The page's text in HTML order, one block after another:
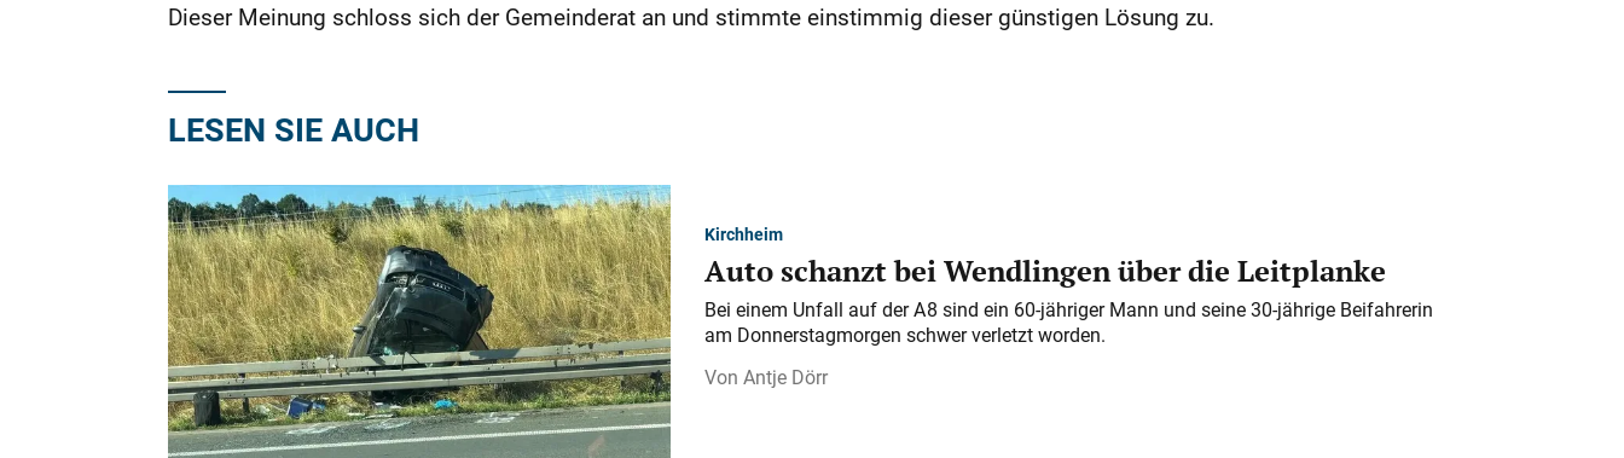
Dieser Meinung schloss sich der Gemeinderat an und stimmte einstimmig dieser günstigen Lösung zu.
LESEN SIE AUCH
Kirchheim
Auto schanzt bei Wendlingen über die Leitplanke
Bei einem Unfall auf der A 8 sind ein 60-jähriger Mann und seine 30-jährige Beifahrerin
am Donnerstagmorgen schwer verletzt worden.
Antje Dörr